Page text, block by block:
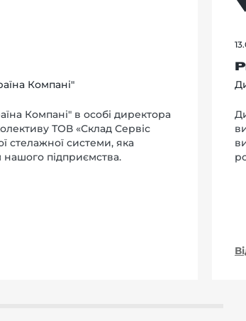
Компані"
Компані" в особі директора
ТОВ «Склад Сервіс
стелажної системи, яка
нашого підприємства.